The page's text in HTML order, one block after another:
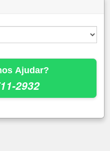
Ajudar?
2932